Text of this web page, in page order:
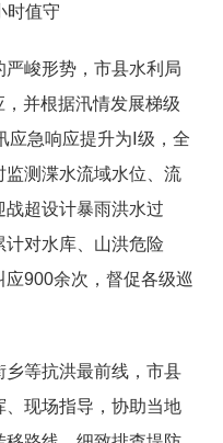
时值守
峻形势，市县水利局
并根据汛情发展梯级
急响应提升为Ⅰ级，全
监测渫水流域水位、流
超设计暴雨洪水过
对水库、山洪危险
900余次，督促各级巡
等抗洪最前线，市县
、现场指导，协助当地